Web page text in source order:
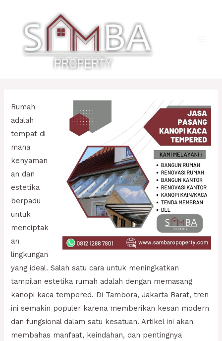
konten
Rumah
adalah
tempat di
mana
kenyaman
an dan
estetika
berpadu
untuk
menciptak
an
lingkungan
yang ideal. Salah satu cara untuk meningkatkan
tampilan estetika rumah adalah dengan memasang
kanopi kaca tempered. Di Tambora, Jakarta Barat, tren
ini semakin populer karena memberikan kesan modern
dan fungsional dalam satu kesatuan. Artikel ini akan
membahas manfaat, keindahan, dan pentingnya